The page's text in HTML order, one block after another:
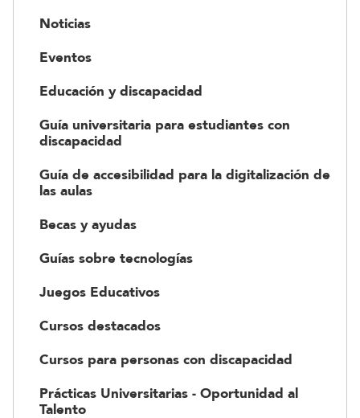
Noticias
Eventos
Educación y discapacidad
Guía universitaria para estudiantes con
discapacidad
Guía de accesibilidad para la digitalización de
las aulas
Becas y ayudas
Guías sobre tecnologías
Juegos Educativos
Cursos destacados
Cursos para personas con discapacidad
Prácticas Universitarias - Oportunidad al
Talento